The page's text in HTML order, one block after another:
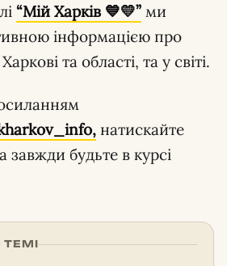
“Мій Харків 💙💛” ми
інформацією про
та області, та у світі.
натискайте
завжди будьте в курсі
ТЕМІ